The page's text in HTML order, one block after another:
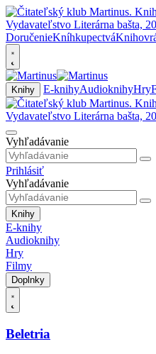
DoručenieKníhkupectvá
Knihy E-knihyAudioknihyHry
Vyhľadávanie
Prihlásiť
Vyhľadávanie
Knihy
E-knihy
Audioknihy
Hry
Filmy
Doplnky
Beletria